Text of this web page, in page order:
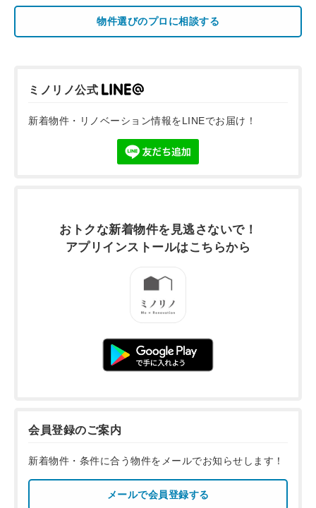
物件選びのプロに相談する
ミノリノ公式
新着物件・リノベーション情報をLINEでお届け！
おトクな新着物件を 見逃さないで！
アプリインストールはこちらから
会員登録のご案内
新着物件・条件に合う物件をメールでお知らせします！
メールで会員登録する